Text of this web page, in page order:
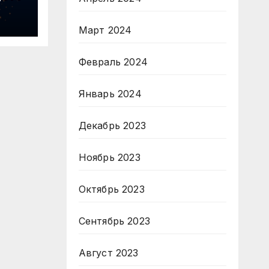
Март 2024
Февраль 2024
Январь 2024
Декабрь 2023
Ноябрь 2023
Октябрь 2023
Сентябрь 2023
Август 2023